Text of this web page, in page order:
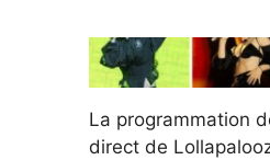
La programmation
direct de